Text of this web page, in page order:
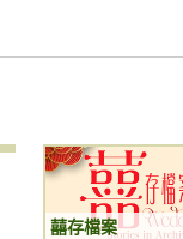
囍存檔案